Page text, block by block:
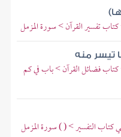
تفسير القرآن > سورة المزمل
تيسر منه
فضائل القرآن > باب في كم
التفسير > ( ) سورة المزمل